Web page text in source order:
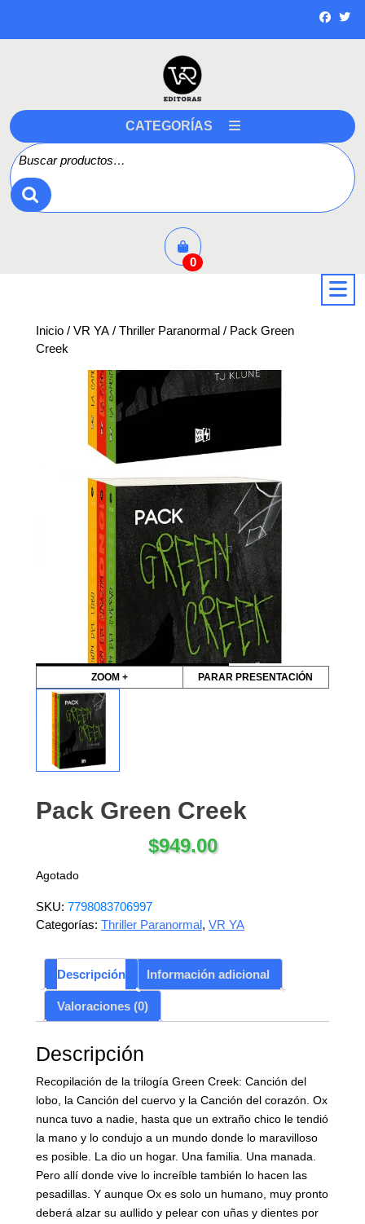
contenido
CATEGORÍAS
Buscar por:
0
Inicio / VR YA / Thriller Paranormal / Pack Green
Creek
ZOOM + PARAR PRESENTACIÓN
Pack Green Creek
$949.00
Agotado
SKU: 7798083706997
Categorías: Thriller Paranormal, VR YA
Descripción Información adicional
Valoraciones (0)
Descripción
Recopilación de la trilogía Green Creek: Canción del
lobo, la Canción del cuervo y la Canción del corazón. Ox
nunca tuvo a nadie, hasta que un extraño chico le tendió
la mano y lo condujo a un mundo donde lo maravilloso
es posible. La dio un hogar. Una familia. Una manada.
Pero allí donde vive lo increíble también lo hacen las
pesadillas. Y aunque Ox es solo un humano, muy pronto
deberá alzar su aullido y pelear con uñas y dientes por